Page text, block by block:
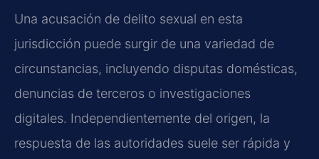
Una acusación de delito sexual en esta
jurisdicción puede surgir de una variedad de
circunstancias, incluyendo disputas domésticas,
denuncias de terceros o investigaciones
digitales. Independientemente del origen, la
respuesta de las autoridades suele ser rápida y